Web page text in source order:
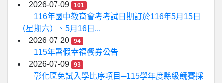
2026-07-09
101
116年國中教育會考考試日期訂於116年5月15日
（星期六）、5月16日...
2026-07-20
94
115年暑假幸福餐券公告
2026-07-09
93
彰化區免試入學比序項目─115學年度縣級競賽採